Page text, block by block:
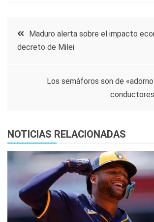
Navegación
entradas
Maduro alerta sobre el impacto
decreto de Milei
Los semáforos son de
NOTICIAS RELACIONADAS